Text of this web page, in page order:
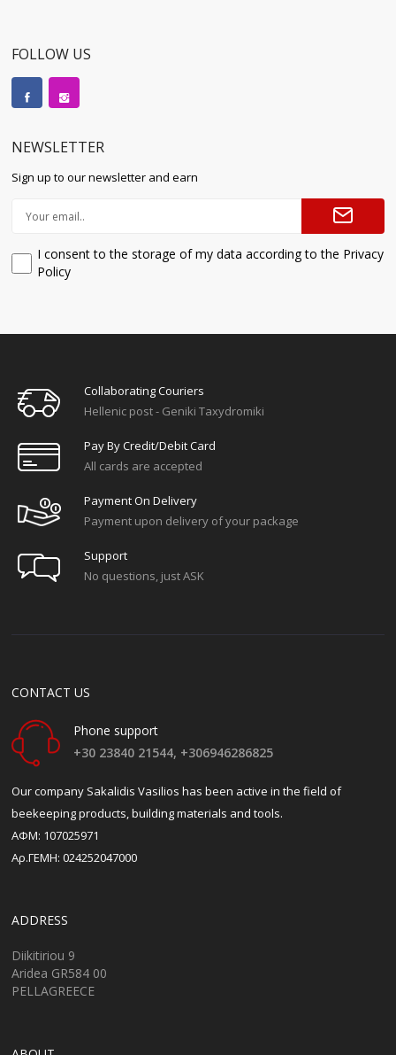
FOLLOW US
NEWSLETTER
Sign up to our newsletter and earn
I consent to the storage of my data according to the Privacy
Policy
Collaborating Couriers
Hellenic post - Geniki Taxydromiki
Pay By Credit/debit Card
All cards are accepted
Payment On Delivery
Payment upon delivery of your package
Support
No questions, just ASK
CONTACT US
Phone support
+30 23840 21544, +306946286825
Our company Sakalidis Vasilios has been active in the field of
beekeeping products, building materials and tools.
ΑΦΜ: 107025971
Αρ.ΓΕΜΗ: 024252047000
ADDRESS
Diikitiriou 9
Aridea GR584 00
PELLAGREECE